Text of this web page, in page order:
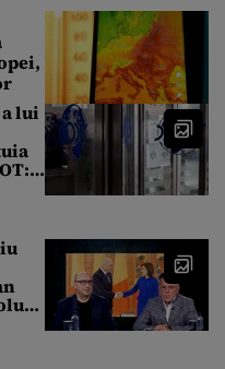
lui
cu